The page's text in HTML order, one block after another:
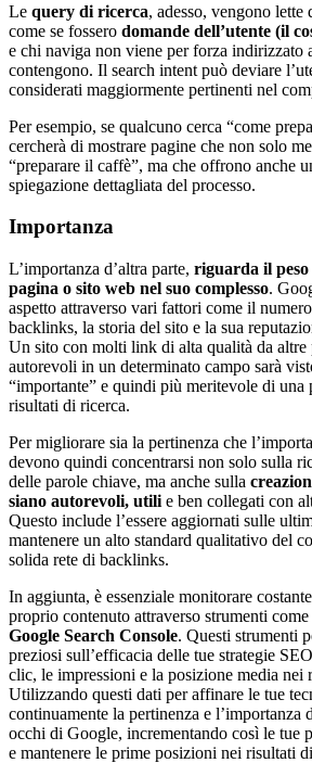
Le query di ricerca, adesso, vengono lette
come se fossero domande dell’utente (il
e chi naviga non viene per forza indirizzato
contengono. Il search intent può deviare
considerati maggiormente pertinenti nel
Per esempio, se qualcuno cerca “come
cercherà di mostrare pagine che non solo
“preparare il caffè”, ma che offrono anche
spiegazione dettagliata del processo.
Importanza
L’importanza d’altra parte, riguarda il
pagina o sito web nel suo complesso.
aspetto attraverso vari fattori come il
backlinks, la storia del sito e la sua
Un sito con molti link di alta qualità da altre
autorevoli in un determinato campo sarà
“importante” e quindi più meritevole di una
risultati di ricerca.
Per migliorare sia la pertinenza che
devono quindi concentrarsi non solo sulla
delle parole chiave, ma anche sulla
siano autorevoli, utili e ben collegati con
Questo include l’essere aggiornati sulle
mantenere un alto standard qualitativo del
solida rete di backlinks.
In aggiunta, è essenziale monitorare
proprio contenuto attraverso strumenti come
Google Search Console. Questi strumenti
preziosi sull’efficacia delle tue strategie
clic, le impressioni e la posizione media nei
Utilizzando questi dati per affinare le tue
continuamente la pertinenza e l’importanza
occhi di Google, incrementando così le tue
e mantenere le prime posizioni nei risultati